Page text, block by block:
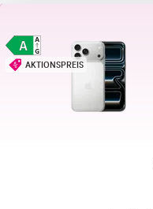
AKTIONSPREIS